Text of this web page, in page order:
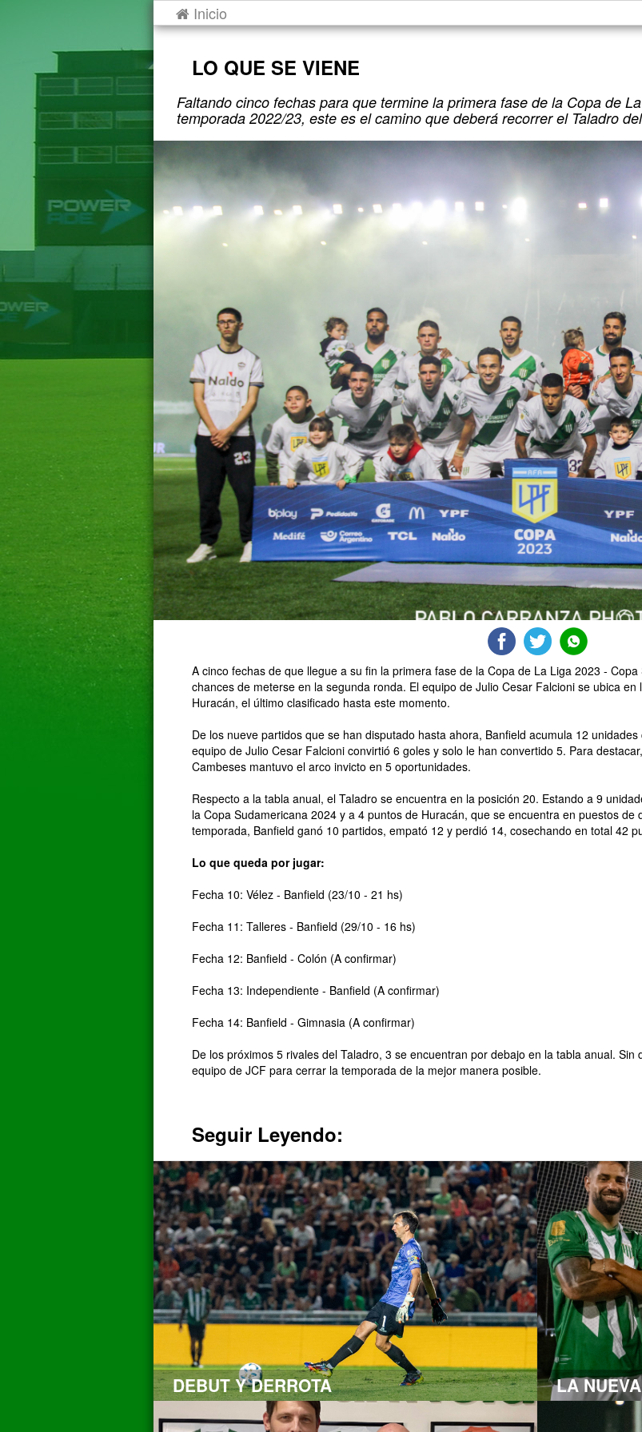
Inicio
LO QUE SE VIENE
Faltando cinco fechas para que termine la primera fase de la Copa de
temporada 2022/23, este es el camino que deberá recorrer el Taladro
A cinco fechas de que llegue a su fin la primera fase de la Copa de La Liga 2023 -
chances de meterse en la segunda ronda. El equipo de Julio Cesar Falcioni se ubica
Huracán, el último clasificado hasta este momento.
De los nueve partidos que se han disputado hasta ahora, Banfield acumula 12
equipo de Julio Cesar Falcioni convirtió 6 goles y solo le han convertido 5. Para
Cambeses mantuvo el arco invicto en 5 oportunidades.
Respecto a la tabla anual, el Taladro se encuentra en la posición 20. Estando a 9
la Copa Sudamericana 2024 y a 4 puntos de Huracán, que se encuentra en puestos
temporada, Banfield ganó 10 partidos, empató 12 y perdió 14, cosechando en total 42
Lo que queda por jugar:
Fecha 10: Vélez - Banfield (23/10 - 21 hs)
Fecha 11: Talleres - Banfield (29/10 - 16 hs)
Fecha 12: Banfield - Colón (A confirmar)
Fecha 13: Independiente - Banfield (A confirmar)
Fecha 14: Banfield - Gimnasia (A confirmar)
De los próximos 5 rivales del Taladro, 3 se encuentran por debajo en la tabla anual.
equipo de JCF para cerrar la temporada de la mejor manera posible.
Seguir Leyendo:
DEBUT Y DERROTA LA